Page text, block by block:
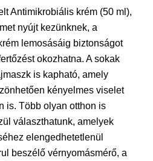
Antimikrobiális krém (50 ml),
nyújt kezünknek, a
lemosásáig biztonságot
okozhatna. A sokak
is kapható, amely
kényelmes viselet
is. Több olyan otthon is
választhatunk, amelyek
elengedhetetlenül
beszélő vérnyomásmérő, a